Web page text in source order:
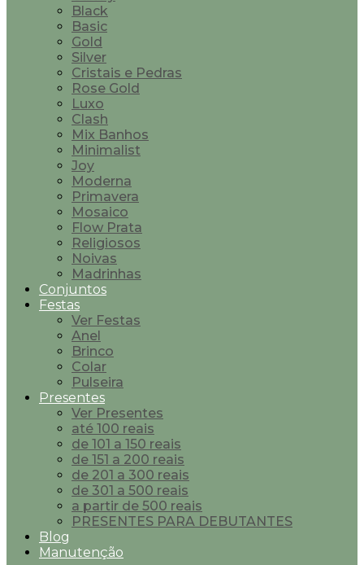
Black
Basic
Gold
Silver
Cristais e Pedras
Rose Gold
Luxo
Clash
Mix Banhos
Minimalist
Joy
Moderna
Primavera
Mosaico
Flow Prata
Religiosos
Noivas
Madrinhas
Conjuntos
Festas
Ver Festas
Anel
Brinco
Colar
Pulseira
Presentes
Ver Presentes
até 100 reais
de 101 a 150 reais
de 151 a 200 reais
de 201 a 300 reais
de 301 a 500 reais
a partir de 500 reais
PRESENTES PARA DEBUTANTES
Blog
Manutenção